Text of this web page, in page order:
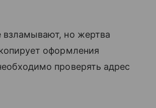
взламывают, но жертва
оформления
проверять адрес